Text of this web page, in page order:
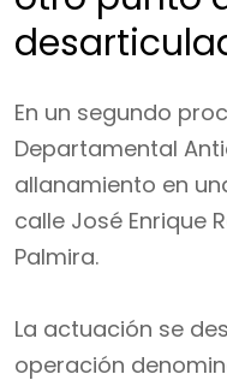
En un segundo
Departamental
allanamiento en
calle José Enrique
Palmira.
La actuación se
operación